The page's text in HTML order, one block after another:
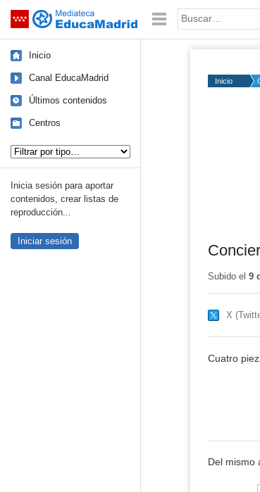
Saltar navegación Palabra o frase:
Inicio
Canal EducaMadrid
Últimos contenidos
Centros
Inicia sesión para aportar
contenidos, crear listas de
reproducción...
Iniciar sesión
Inicio
Subido el 9
X
Cuatro
Del mismo